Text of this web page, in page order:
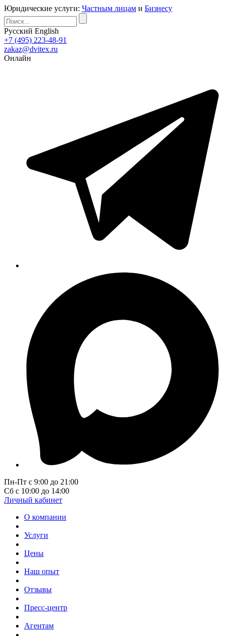
Юридические услуги: Частным лицам и Бизнесу
Русский English
+7 (495) 223-48-91
zakaz@dvitex.ru
Онлайн
Пн-Пт с 9:00 до 21:00
Сб с 10:00 до 14:00
Личный кабинет
О компании
Услуги
Цены
Наш опыт
Отзывы
Пресс-центр
Агентам